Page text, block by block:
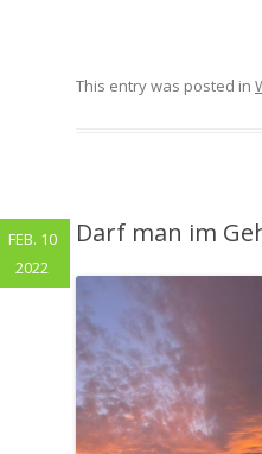
This entry was posted in
Darf man im
FEB. 10
2022